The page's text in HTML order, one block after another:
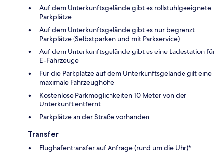
Auf dem Unterkunftsgelände gibt es rollstuhlgeeignete
Parkplätze
Auf dem Unterkunftsgelände gibt es nur begrenzt
Parkplätze (Selbstparken und mit Parkservice)
Auf dem Unterkunftsgelände gibt es eine Ladestation für
E-Fahrzeuge
Für die Parkplätze auf dem Unterkunftsgelände gilt eine
maximale Fahrzeughöhe
Kostenlose Parkmöglichkeiten 10 Meter von der
Unterkunft entfernt
Parkplätze an der Straße vorhanden
Transfer
Flughafentransfer auf Anfrage (rund um die Uhr)*